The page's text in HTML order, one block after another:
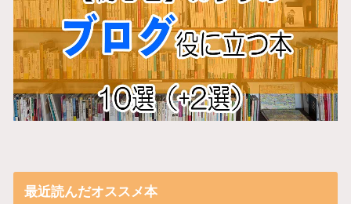
最近読んだオススメ本